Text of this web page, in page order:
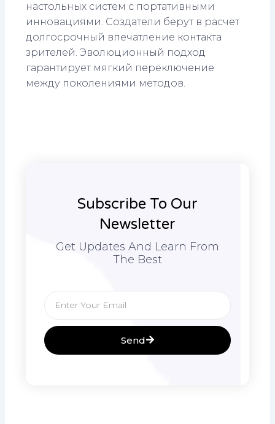
настольных систем с портативными
инновациями. Создатели берут в расчет
долгосрочный впечатление контакта
зрителей. Эволюционный подход
гарантирует мягкий переключение
между поколениями методов.
Subscribe To Our
Newsletter
Get Updates And Learn From
The Best
Send